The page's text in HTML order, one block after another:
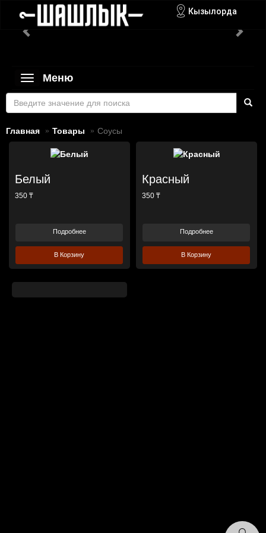
Кызылорда
Toggle
navigation
Меню
Главная Товары Соусы
Белый
350 ₸
Подробнее
В Корзину
Красный
350 ₸
Подробнее
В Корзину